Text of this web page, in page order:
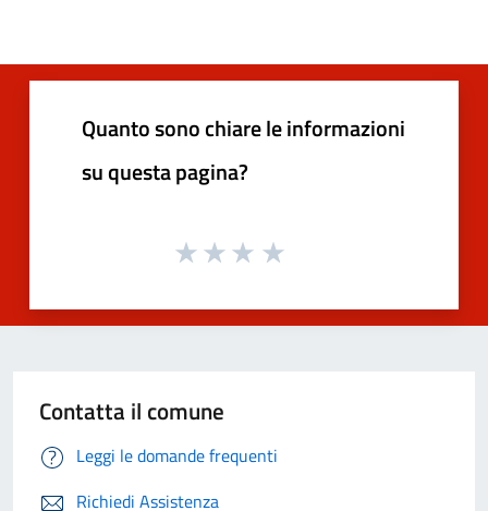
Quanto sono chiare le informazioni
su questa pagina?
Contatta il comune
Leggi le domande frequenti
Richiedi Assistenza